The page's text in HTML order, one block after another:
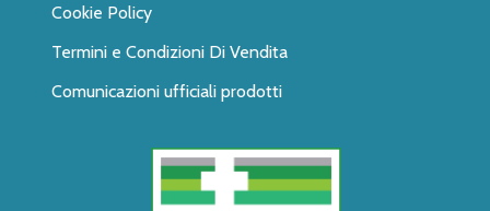
Cookie Policy
Termini e Condizioni Di Vendita
Comunicazioni ufficiali prodotti